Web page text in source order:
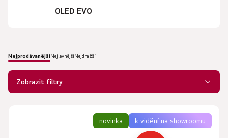
OLED EVO
Ř
a
z
NejprodávanějšíNejlevnějšíNejdražší
Zobrazit filtry
novinka k vidění na showroomu